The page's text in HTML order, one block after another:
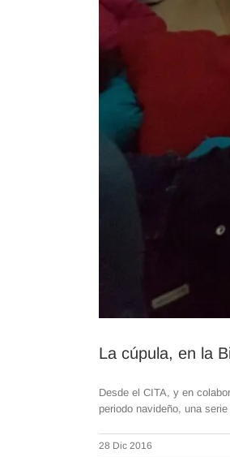
La cúpula, en la
Desde el CITA, y en
periodo navideño, una
28 Dic 2016